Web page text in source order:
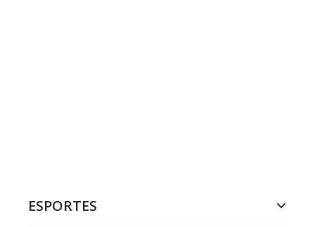
ESPORTES